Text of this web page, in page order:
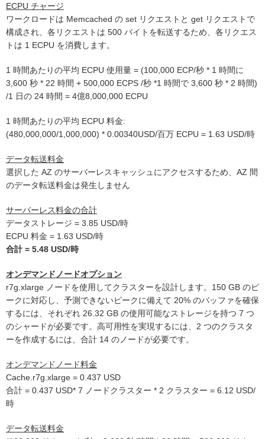
ECPU チャージ
ワークロードは Memcached の set リクエストと get リクエストで
構成され、各リクエストは 500 バイトを転送するため、各リクエス
トは 1 ECPU を消費します。
1 時間あたりの平均 ECPU 使用量 = (100,000 ECP/秒 * 1 時間に
3,600 秒 * 22 時間 + 500,000 ECPS /秒 *1 時間で 3,600 秒 * 2 時間)
/1 日の 24 時間 = 4億8,000,000 ECPU
1 時間あたりの平均 ECPU 料金:
(480,000,000/1,000,000) * 0.00340USD/百万 ECPU = 1.63 USD/時
データ転送料金
選択した AZ のサーバーレスキャッシュにアクセスするため、AZ 間
のデータ転送料金は発生しません
サーバーレス料金の合計
データストレージ = 3.85 USD/時
ECPU 料金 = 1.63 USD/時
合計 = 5.48 USD/時
オンデマンドノードオプション
r7g.xlarge ノードを使用してクラスターを設計します。150 GB のピ
ークに対応し、予測できないピークに備えて 20% のバッファを確保
するには、それぞれ 26.32 GB の使用可能なストレージを持つ 7 つ
のシャードが必要です。高可用性を実現するには、2 つのクラスタ
ーを作成するには、合計 14 のノードが必要です。
オンデマンドノード料金
Cache.r7g.xlarge = 0.437 USD
合計 = 0.437 USD* 7 ノードクラスター * 2 クラスター = 6.12 USD/
時
データ転送料金